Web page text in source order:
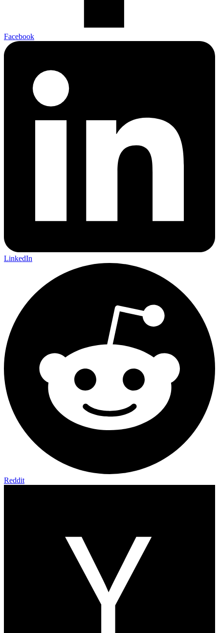
Facebook
LinkedIn
Reddit